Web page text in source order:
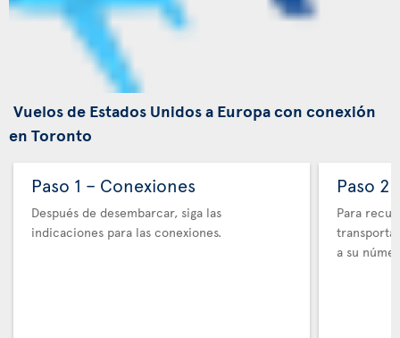
Vuelos de Estados Unidos a Europa con conexión
en Toronto
Paso 1 – Conexiones
Después de desembarcar, siga las
indicaciones para las conexiones.
Paso 2
Para
a su